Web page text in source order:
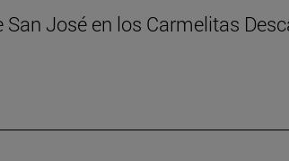
José en los Carmelitas